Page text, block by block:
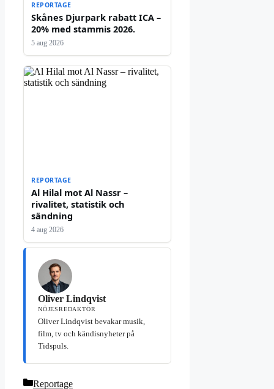
REPORTAGE
Skånes Djurpark rabatt ICA –
20% med stammis 2026.
5 aug 2026
REPORTAGE
Al Hilal mot Al Nassr –
rivalitet, statistik och
sändning
4 aug 2026
Oliver Lindqvist
NÖJESREDAKTÖR
Oliver Lindqvist bevakar musik,
film, tv och kändisnyheter på
Tidspuls.
Kategorier
Reportage